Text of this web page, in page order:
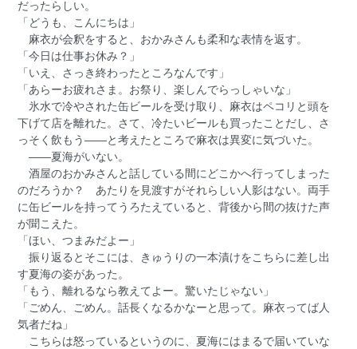
だったらしい。
「どうも、こんにちは」
麻衣が会釈をすると、おかみさんも柔和な表情を返す。
「今日は仕事お休み？」
「いえ、さっき終わったところなんです」
「あらーお疲れさま。お祭り、楽しんでらっしゃいな」
氷水で冷やされた缶ビールを受け取り、麻衣はペコリと頭を
下げて店を離れた。さて、冷たいビールも買ったことだし、さ
っそく飲もう――と考えたところで麻衣は異変に気づいた。
――夏海がいない。
酒屋のおかみさんと話している間にどこかへ行ってしまった
のだろうか？ あたりを見渡すがそれらしい人影はない。両手
に缶ビールを持ってうろたえていると、背後から間の抜けた声
が聞こえた。
「ほい、つまみだよー」
振り返るとそこには、きゅうりの一本漬けをこちらに差し出
す夏海の姿があった。
「もう、離れるなら教えてよー。驚いたじゃない」
「ごめん、ごめん。話長くなるかなーと思って。麻衣ってば人
気者だね」
こちらは怒っているというのに、夏海にはまるで届いていな